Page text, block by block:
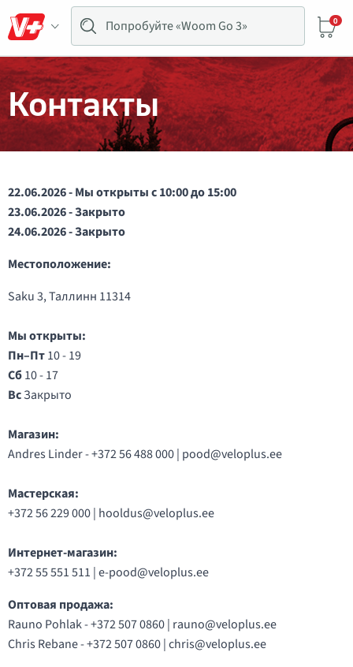
0
Контакты
22.06.2026 - Мы открыты с 10:00 до 15:00
23.06.2026 - Закрыто
24.06.2026 - Закрыто
Местоположение:
Saku 3, Таллинн 11314
Мы открыты:
Пн–Пт10 - 19
Сб10 - 17
ВсЗакрыто
Магазин:
Andres Linder - +372 56 488 000 | pood@veloplus.ee
Мастерская:
+372 56 229 000 | hooldus@veloplus.ee
Интернет-магазин:
+372 55 551 511 |e-pood@veloplus.ee
Оптовая продажа:
Rauno Pohlak - +372 507 0860 | rauno@veloplus.ee
Chris Rebane - +372 507 0860 |chris@veloplus.ee